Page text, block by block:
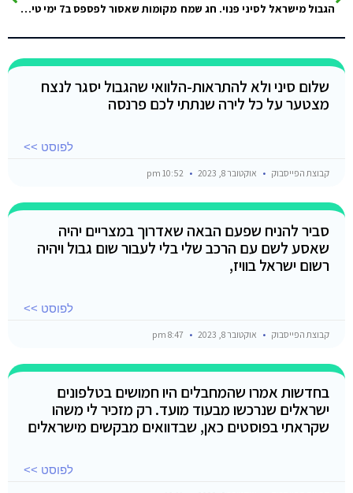
הגבול מישראל לסיני פנוי. חג שמח מקומות שאסור לפספס ב7 ימי טיול בסיני? *אוגוסט*
שלום סיני ולא להתראות-הלוואי שהגבול יסגר לנצח
מצטער על כל לירה שנתתי לכם פרנסה
לפוסט >>
קבוצת הפייסבוק אוקטובר 8, 2023
סביר להניח שפעם הבאה שאדרוך במצריים יהיה
שאסע לשם עם הרכב שלי בלי לעבור שום גבול ויהיה
רשום ישראל בוויז,
לפוסט >>
קבוצת הפייסבוק אוקטובר 8, 2023
בחדשות אמרו שהמחבלים היו חמושים בטלפונים
ישראלים שנרכשו מבעוד מועד. רק מזכיר לי משהו
שקראתי בפוסטים כאן, שבדוואים מבקשים מישראלים
לפוסט >>